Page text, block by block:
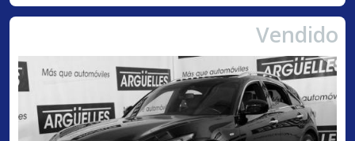
Vendido